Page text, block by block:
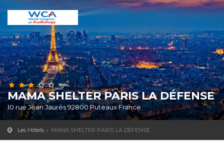
MAMA SHELTER PARIS LA DÉFENSE
10 rue Jean Jaurès 92800 Puteaux France
Les Hôtels MAMA SHELTER PARIS LA DÉFENSE